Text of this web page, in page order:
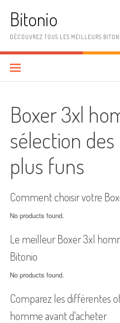
contenuBitonio
DÉCOUVREZ TOUS LES MEILLEURS
Boxer 3xl
sélection
plus funs
Comment choisir votre
No products found.
Le meilleur Boxer 3xl
Bitonio
No products found.
Comparez les différentes
homme avant d’acheter